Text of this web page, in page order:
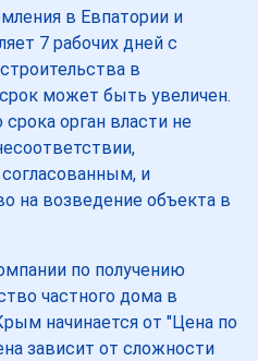
в Евпатории и
7 рабочих дней с
в
может быть увеличен.
срока орган власти не
и
на возведение объекта в
по получению
частного дома в
начинается от "Цена по
зависит от сложности